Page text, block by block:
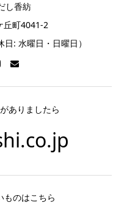
し香紡
丘町4041-2
: 水曜日・日曜日）
ありましたら
ものはこちら